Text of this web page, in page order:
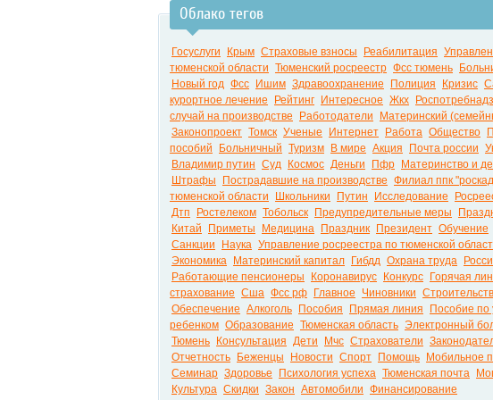
Облако тегов
Госуслуги Крым Страховые взносы Реабилитация
тюменской области Тюменский росреестр Фсс тюмень
Новый год Фсс Ишим Здравоохранение Полиция Кризис
курортное лечение
Рейтинг Интересное Жкх
случай на производстве
Работодатели
Материнский
Законопроект Томск Ученые Интернет Работа Общество
пособий
Больничный Туризм В мире Акция Почта россии
Владимир путин Суд Космос Деньги Пфр Материнство и
Штрафы
Пострадавшие на производстве Филиал ппк
тюменской области
Школьники Путин Исследование
Дтп
Ростелеком Тобольск Предупредительные меры
Китай
Приметы Медицина Праздник Президент Обучение
Санкции
Наука Управление росреестра по тюменской
Экономика
Материнский капитал Гибдд Охрана труда
Работающие пенсионеры
Коронавирус Конкурс Горячая
страхование Сша Фсс рф Главное Чиновники
Обеспечение Алкоголь Пособия Прямая линия
Пособие по
ребенком Образование Тюменская область Электронный
Тюмень
Консультация Дети Мчс Страхователи
Отчетность
Беженцы Новости Спорт Помощь
Мобильное
Семинар Здоровье Психология успеха Тюменская почта
Культура Скидки Закон Автомобили Финансирование